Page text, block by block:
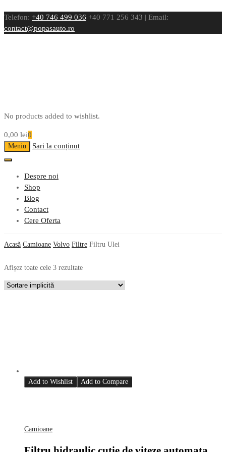
Telefon: +40 746 499 036 +40 771 256 343 | Email:
contact@popasauto.ro
No products added to wishlist.
0,00 lei0
Meniu Sari la conținut
Despre noi
Shop
Blog
Contact
Cere Oferta
Acasă Camioane Volvo Filtre Filtru Ulei
Afișez toate cele 3 rezultate
Add to Wishlist Add to Compare
Camioane